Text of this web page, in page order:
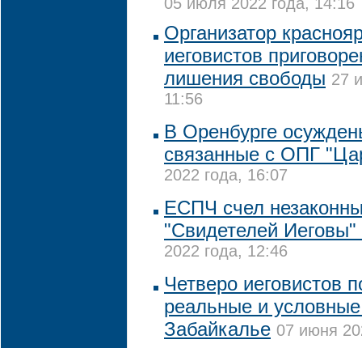
Организатор
иеговистов
лишения свободы 27
11:56
В Оренбурге
связанные с ОПГ
2022 года, 16:07
ЕСПЧ счел
"Свидетелей
2022 года, 12:46
Четверо иеговистов
реальные и
Забайкалье 07 июня